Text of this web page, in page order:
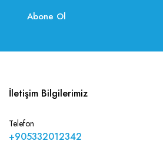
Abone Ol
İletişim Bilgilerimiz
Telefon
+905332012342